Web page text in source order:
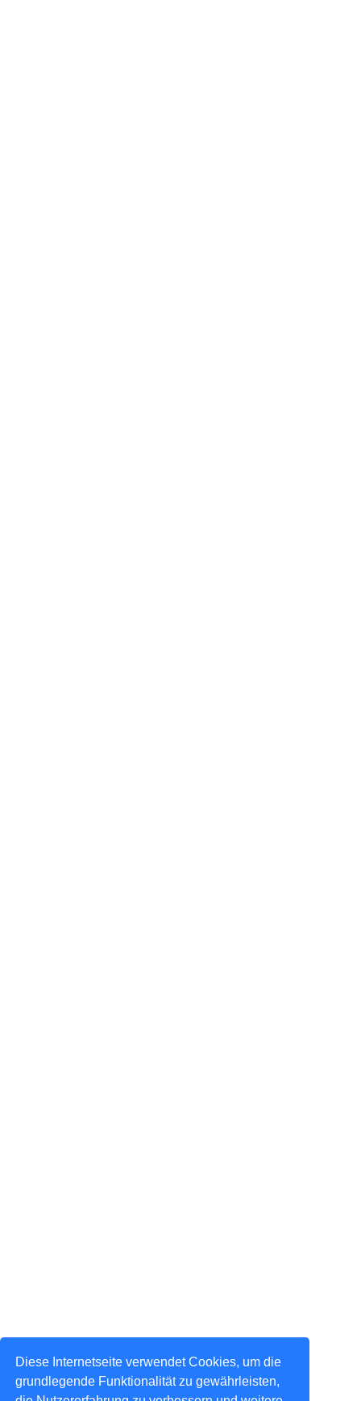
Diese Internetseite verwendet Cookies, um die
grundlegende Funktionalität zu gewährleisten,